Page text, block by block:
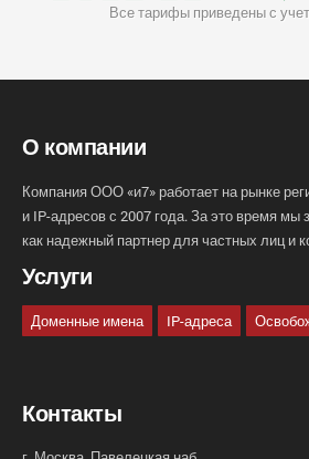
Все тарифы приведены с
О компании
Компания ООО «и7» работает на рынке
и IP-адресов с 2007 года. За это время мы
как надежный партнер для частных лиц и
Услуги
Доменные имена IP-адреса
Контакты